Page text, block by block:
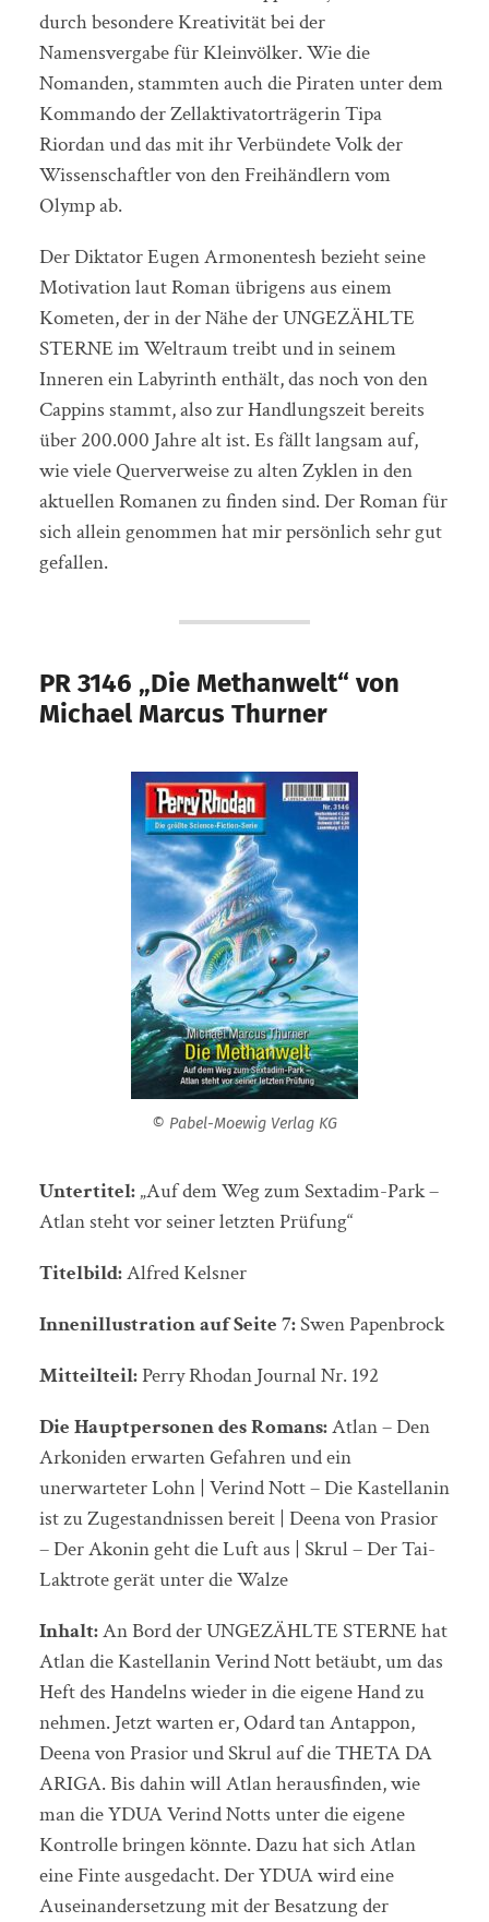
durch besondere Kreativität bei der
Namensvergabe für Kleinvölker. Wie die
Nomanden, stammten auch die Piraten unter dem
Kommando der Zellaktivatorträgerin Tipa
Riordan und das mit ihr Verbündete Volk der
Wissenschaftler von den Freihändlern vom
Olymp ab.
Der Diktator Eugen Armonentesh bezieht seine
Motivation laut Roman übrigens aus einem
Kometen, der in der Nähe der UNGEZÄHLTE
STERNE im Weltraum treibt und in seinem
Inneren ein Labyrinth enthält, das noch von den
Cappins stammt, also zur Handlungszeit bereits
über 200.000 Jahre alt ist. Es fällt langsam auf,
wie viele Querverweise zu alten Zyklen in den
aktuellen Romanen zu finden sind. Der Roman für
sich allein genommen hat mir persönlich sehr gut
gefallen.
PR 3146 „Die Methanwelt“ von
Michael Marcus Thurner
© Pabel-Moewig Verlag KG
Untertitel:„Auf dem Weg zum Sextadim-Park –
Atlan steht vor seiner letzten Prüfung“
Titelbild:Alfred Kelsner
Innenillustration auf Seite 7:Swen Papenbrock
Mitteilteil:Perry Rhodan Journal Nr. 192
Die Hauptpersonen des Romans:Atlan – Den
Arkoniden erwarten Gefahren und ein
unerwarteter Lohn | Verind Nott – Die Kastellanin
ist zu Zugestandnissen bereit | Deena von Prasior
– Der Akonin geht die Luft aus | Skrul – Der Tai-
Laktrote gerät unter die Walze
Inhalt:An Bord der UNGEZÄHLTE STERNE hat
Atlan die Kastellanin Verind Nott betäubt, um das
Heft des Handelns wieder in die eigene Hand zu
nehmen. Jetzt warten er, Odard tan Antappon,
Deena von Prasior und Skrul auf die THETA DA
ARIGA. Bis dahin will Atlan herausfinden, wie
man die YDUA Verind Notts unter die eigene
Kontrolle bringen könnte. Dazu hat sich Atlan
eine Finte ausgedacht. Der YDUA wird eine
Auseinandersetzung mit der Besatzung der